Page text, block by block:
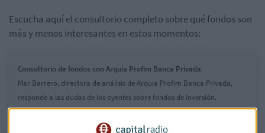
Escucha aquí el consultorio completo sobre qué fondos son
más y menos interesantes en estos momentos:
Consultorio de fondos con Arquia Profim Banca Privada
Mar Barrero, directora de análisis de Arquia Profim Banca Privada,
responde a las dudas de los oyentes sobre fondos de inversión.